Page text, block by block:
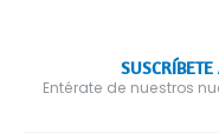
Entérate de nuestros